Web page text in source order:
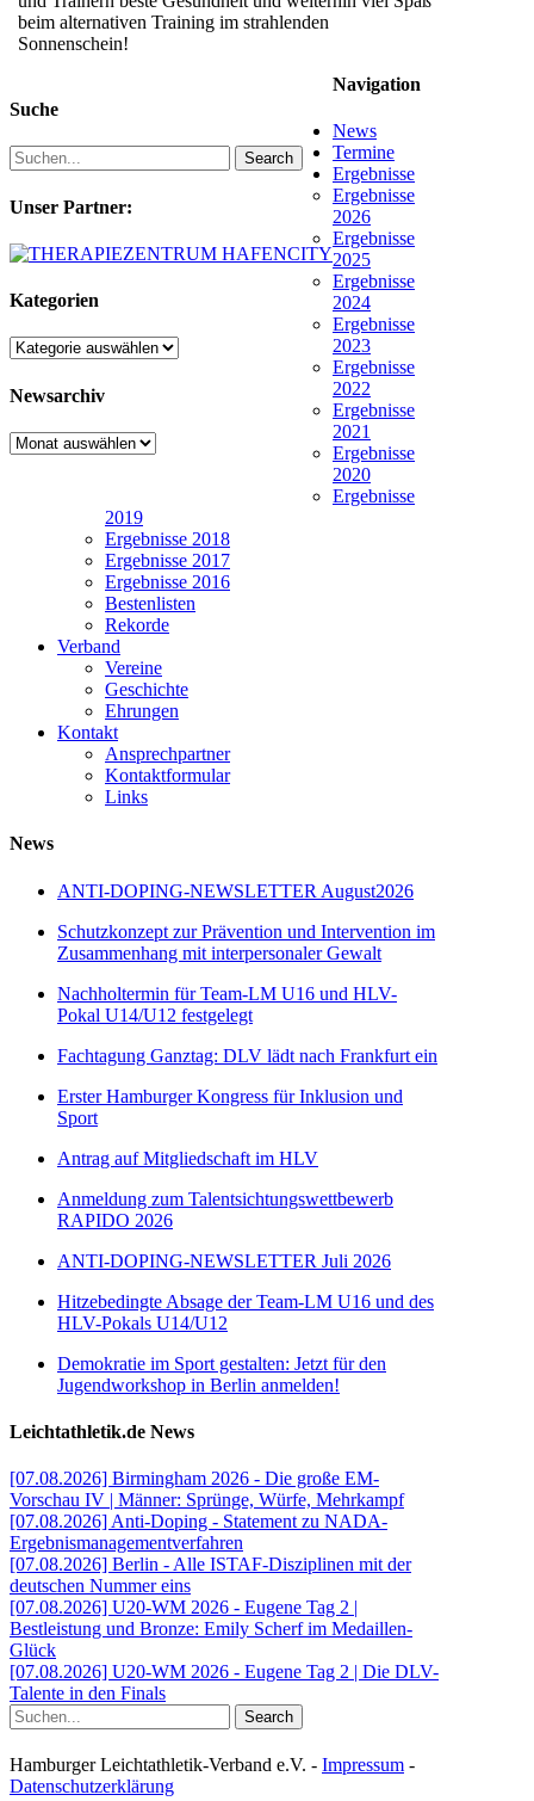
beim alternativen Training im strahlenden
Sonnenschein!
Suche
Search
Unser Partner:
Kategorien
Kategorien
Newsarchiv
Newsarchiv
Navigation
News
Termine
Ergebnisse
Ergebnisse
2026
Ergebnisse
2025
Ergebnisse
2024
Ergebnisse
2023
Ergebnisse
2022
Ergebnisse
2021
Ergebnisse
2020
Ergebnisse
2019
Ergebnisse 2018
Ergebnisse 2017
Ergebnisse 2016
Bestenlisten
Rekorde
Verband
Vereine
Geschichte
Ehrungen
Kontakt
Ansprechpartner
Kontaktformular
Links
News
ANTI-DOPING-NEWSLETTER August2026
Schutzkonzept zur Prävention und Intervention im
Zusammenhang mit interpersonaler Gewalt
Nachholtermin für Team-LM U16 und HLV-
Pokal U14/U12 festgelegt
Fachtagung Ganztag: DLV lädt nach Frankfurt ein
Erster Hamburger Kongress für Inklusion und
Sport
Antrag auf Mitgliedschaft im HLV
Anmeldung zum Talentsichtungswettbewerb
RAPIDO 2026
ANTI-DOPING-NEWSLETTER Juli 2026
Hitzebedingte Absage der Team-LM U16 und des
HLV-Pokals U14/U12
Demokratie im Sport gestalten: Jetzt für den
Jugendworkshop in Berlin anmelden!
Leichtathletik.de News
[07.08.2026] Birmingham 2026 - Die große EM-
Vorschau IV | Männer: Sprünge, Würfe, Mehrkampf
[07.08.2026] Anti-Doping - Statement zu NADA-
Ergebnismanagementverfahren
[07.08.2026] Berlin - Alle ISTAF-Disziplinen mit der
deutschen Nummer eins
[07.08.2026] U20-WM 2026 - Eugene Tag 2 |
Bestleistung und Bronze: Emily Scherf im Medaillen-
Glück
[07.08.2026] U20-WM 2026 - Eugene Tag 2 | Die DLV-
Talente in den Finals
Search
Hamburger Leichtathletik-Verband e.V. - Impressum -
Datenschutzerklärung